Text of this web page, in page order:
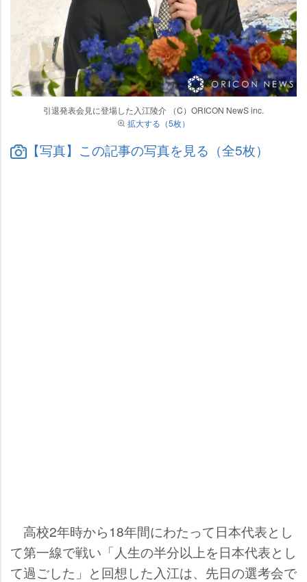
引退発表会見に登場した入江陵介 （C）ORICON NewS inc.
拡大する（5枚）
【写真】この記事の写真を見る（全5枚）
高校2年時から18年間にわたって日本代表とし
て第一線で戦い「人生の半分以上を日本代表とし
て過ごした」と回想した入江は、先日の選考会で